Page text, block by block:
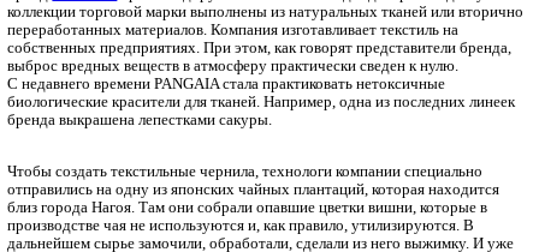
Главная
Новости, статьи
Инновации
Одежда цвета сакуры
Бренд
PANGAIA
пропагандирует экологичный подход к
переработанных материалов. Компания изготавливает
собственных предприятиях. При этом, как говорят
выброс вредных веществ в атмосферу практически сведен к
С недавнего времени PANGAIA стала практиковать